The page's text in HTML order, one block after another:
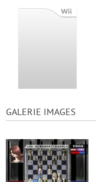
GALERIE IMAGES